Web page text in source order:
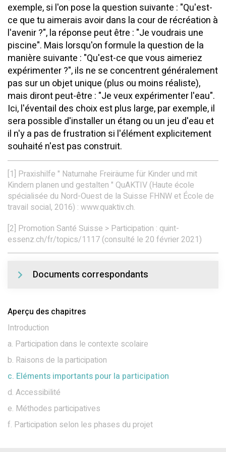
exemple, si l'on pose la question suivante : "Qu'est-
ce que tu aimerais avoir dans la cour de récréation à
l'avenir ?", la réponse peut être : "Je voudrais une
piscine". Mais lorsqu'on formule la question de la
manière suivante : "Qu'est-ce que vous aimeriez
expérimenter ?", ils ne se concentrent généralement
pas sur un objet unique (plus ou moins réaliste),
mais diront peut-être : "Je veux expérimenter l'eau".
Ici, l'éventail des choix est plus large, par exemple, il
sera possible d'installer un étang ou un jeu d'eau et
il n'y a pas de frustration si l'élément explicitement
souhaité n'est pas construit.
[1] Praxishilfe " Naturnahe Freiräume für Kinder und mit
Kindern planen und gestalten " QuAKTIV (Haute école
spécialisée du Nord-Ouest de la Suisse FHNW et École de
travail social, 2016) : www.quaktiv.ch.
[2] Promotion Santé Suisse > Participation : quint-
essenz.ch/fr/topics/1117 (consulté le 20 février 2021)
Documents correspondants
Aperçu des chapitres
Introduction
a. Participation dans le contexte scolaire
b. Raisons de la participation
c. Eléments importants pour la participation
d. Accessibilité
e. Méthodes participatives
f. Participation selon les phases du projet